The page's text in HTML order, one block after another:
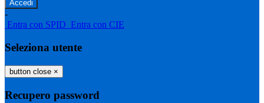
-
Entra con SPID Entra con CIE
Seleziona utente
button close ×
Recupero password